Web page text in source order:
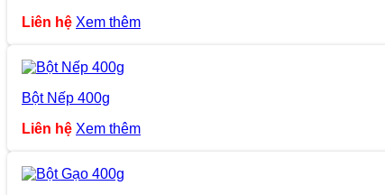
Liên hệ Xem thêm
Bột Nếp 400g
Liên hệ Xem thêm